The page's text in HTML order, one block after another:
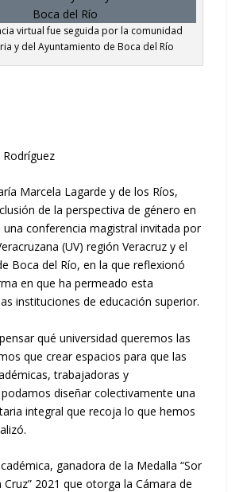
virtual fue seguida por la comunidad
y del Ayuntamiento de Boca del Río
Marcela Lagarde y de los Ríos,
de la perspectiva de género en
conferencia magistral invitada por
(UV) región Veracruz y el
Boca del Río, en la quereflexionó
en que ha permeado esta
instituciones de educación superior.
qué universidad queremos las
que crear espacios para que las
trabajadoras y
diseñar colectivamente una
integral que recoja lo que hemos
.
ganadora de la Medalla“Sor
Cruz” 2021 que otorga la Cámara de